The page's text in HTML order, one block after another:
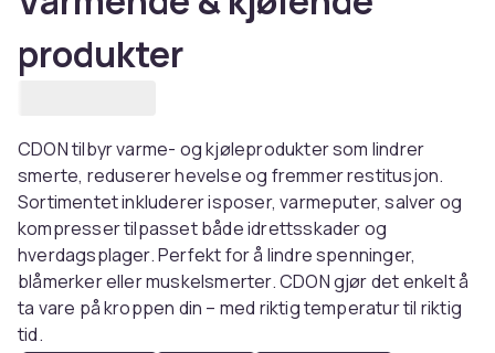
produkter
CDON tilbyr varme- og kjøleprodukter som lindrer
smerte, reduserer hevelse og fremmer restitusjon.
Sortimentet inkluderer isposer, varmeputer, salver og
kompresser tilpasset både idrettsskader og
hverdagsplager. Perfekt for å lindre spenninger,
blåmerker eller muskelsmerter. CDON gjør det enkelt å
ta vare på kroppen din – med riktig temperatur til riktig
tid.